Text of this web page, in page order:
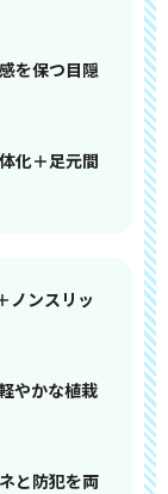
を保つ目隠
化＋足元間
ノンスリッ
やかな植栽
と防犯を両